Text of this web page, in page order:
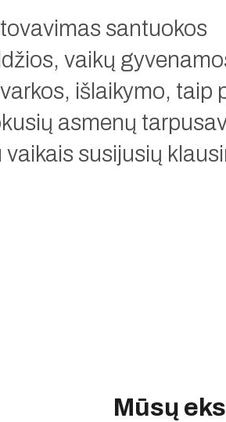
santuokos
vaikų
išlaikymo, taip
asmenų
susijusių
Mūsų